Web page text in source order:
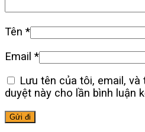
Tên *
Email *
Lưu tên của tôi, email,
duyệt này cho lần bình luận